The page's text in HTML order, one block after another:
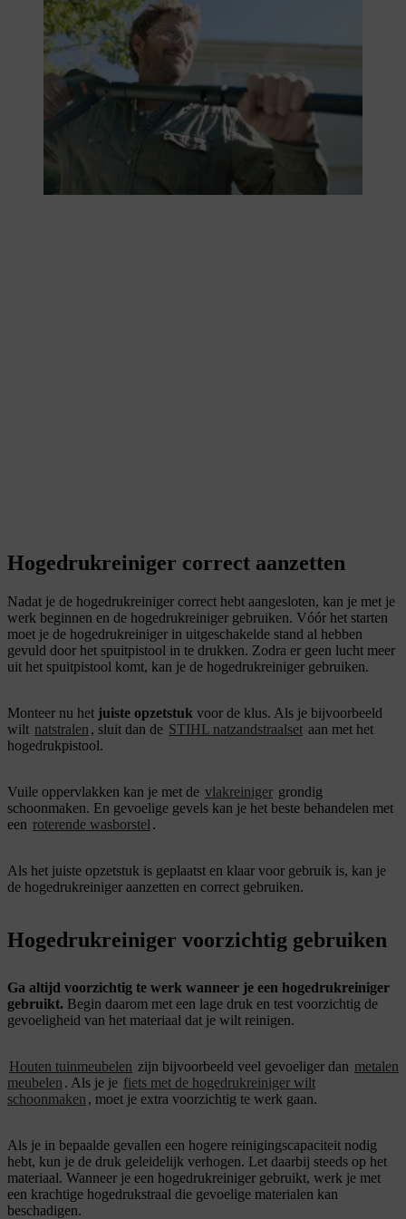
Hogedrukreiniger correct aanzetten
Nadat je de hogedrukreiniger correct hebt aangesloten, kan je met je
werk beginnen en de hogedrukreiniger gebruiken. Vóór het starten
moet je de hogedrukreiniger in uitgeschakelde stand al hebben
gevuld door het spuitpistool in te drukken. Zodra er geen lucht meer
uit het spuitpistool komt, kan je de hogedrukreiniger gebruiken.
Monteer nu het juiste opzetstuk voor de klus. Als je bijvoorbeeld
wilt natstralen , sluit dan de STIHL natzandstraalset aan met het
hogedrukpistool.
Vuile oppervlakken kan je met de vlakreiniger grondig
schoonmaken. En gevoelige gevels kan je het beste behandelen met
een roterende wasborstel .
Als het juiste opzetstuk is geplaatst en klaar voor gebruik is, kan je
de hogedrukreiniger aanzetten en correct gebruiken.
Hogedrukreiniger voorzichtig gebruiken
Ga altijd voorzichtig te werk wanneer je een hogedrukreiniger
gebruikt. Begin daarom met een lage druk en test voorzichtig de
gevoeligheid van het materiaal dat je wilt reinigen.
Houten tuinmeubelen zijn bijvoorbeeld veel gevoeliger dan metalen
meubelen . Als je je fiets met de hogedrukreiniger wilt
schoonmaken , moet je extra voorzichtig te werk gaan.
Als je in bepaalde gevallen een hogere reinigingscapaciteit nodig
hebt, kun je de druk geleidelijk verhogen. Let daarbij steeds op het
materiaal. Wanneer je een hogedrukreiniger gebruikt, werk je met
een krachtige hogedrukstraal die gevoelige materialen kan
beschadigen.